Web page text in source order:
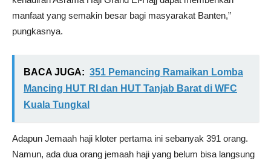
manfaat yang semakin besar bagi masyarakat Banten,”
pungkasnya.
BACA JUGA: 351 Pemancing Ramaikan Lomba
Mancing HUT RI dan HUT Tanjab Barat di WFC
Kuala Tungkal
Adapun Jemaah haji kloter pertama ini sebanyak 391 orang.
Namun, ada dua orang jemaah haji yang belum bisa langsung